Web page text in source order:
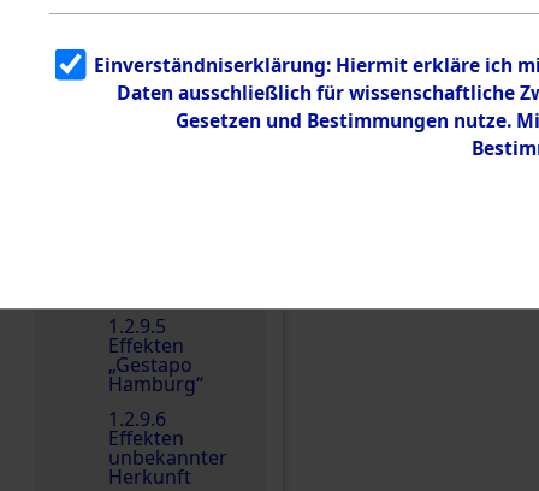
1.2.9.3
Effekten aus
dem KZ
Neuengamm
1.2.9.5
Effekten
„Gestapo
Hamburg“
1.2.9.6
Effekten
unbekannter
Herkunft
Einen Kommentar
Einverständniserklärung: Hiermit erkläre ich
Daten ausschließlich für wissenschaftliche
Gesetzen und Bestimmungen nutze.